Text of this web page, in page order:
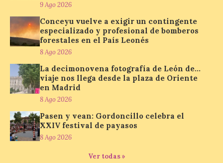
Nueva edición de León
de…viaje. Una iniciativa
organizado por la sección
juvenil de la Asociación
Enróllate, la Asociación
Conceyu País Llionés y el Diario de
Turismo, Ocio e Información para
jóvenes “Enredando.info”. Miguel Robles
nos envía la vigésima fotografía de […]
Concierto del Iberia
Marimba Ensemble en la
9 Ago 2026
Conceyu vuelve a exigir un contingente
especializado y profesional de bomberos
forestales en el País Leonés
8 Ago 2026
La decimonovena fotografía de León de…
viaje nos llega desde la plaza de Oriente
en Madrid
8 Ago 2026
Pasen y vean: Gordoncillo celebra el
XXIV festival de payasos
8 Ago 2026
Ver todas »